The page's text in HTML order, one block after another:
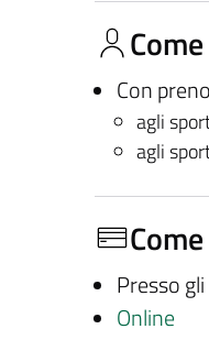
Con
agli
agli
Presso
Online